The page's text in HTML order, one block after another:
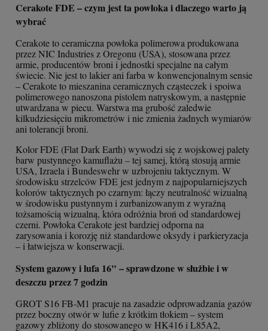
Cerakote FDE – czym jest ta powłoka i dlaczego warto ją
wybrać
Cerakote to ceramiczna powłoka polimerowa produkowana
przez NIC Industries z Oregonu (USA), stosowana przez
armie, producentów broni i jednostki specjalne na całym
świecie. Nie jest to lakier ani farba w konwencjonalnym sensie
– Cerakote to mieszanina ceramicznych cząsteczek i spoiwa
polimerowego nanoszona pistolem natryskowym, a następnie
utwardzana w piecu. Warstwa ma grubość zaledwie
kilkudziesięciu mikrometrów i nie zmienia żadnych wymiarów
ani tolerancji broni.
Kolor FDE (Flat Dark Earth) wywodzi się z wojskowej palety
barw pustynnego kamuflażu – tej samej, którą stosują armie
USA, Izraela i Bundeswehr w uzbrojeniu taktycznym. W
środowisku strzelców FDE jest jednym z najpopularniejszych
kolorów taktycznych po czarnym: łączy neutralność wizualną
w środowisku pustynnym i zurbanizowanym z wyraźną
tożsamością wizualną, która odróżnia broń od standardowej
czerni. Powłoka Cerakote jest bardziej odporna na
zarysowania i korozję niż standardowe oksydy i parkieryzacja
– i łatwiejsza w konserwacji.
System gazowy i lufa 16" – sprawdzone w służbie i w
deszczu przez 7 godzin
GROT S16 FB-M1 pracuje na zasadzie odprowadzania gazów
przez boczny otwór w lufie z krótkim tłokiem – system
gazowy zbliżony do stosowanego w HK416 i L85A2,